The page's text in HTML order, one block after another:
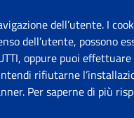
Sede
00144
P.IVA
dell’utente. I
dell’utente, possono
oppure puoi
rifiutarne
Per saperne di più